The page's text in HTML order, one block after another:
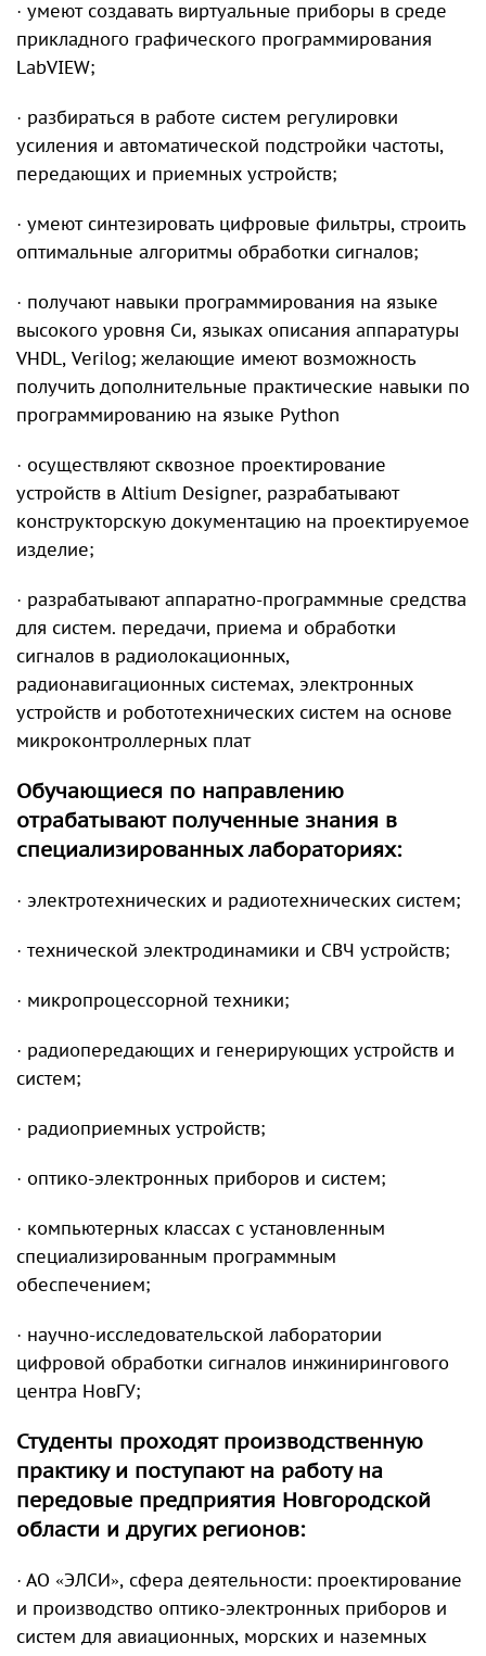
· умеют создавать виртуальные приборы в среде
прикладного графического программирования
LabVIEW;
· разбираться в работе систем регулировки
усиления и автоматической подстройки частоты,
передающих и приемных устройств;
· умеют синтезировать цифровые фильтры, строить
оптимальные алгоритмы обработки сигналов;
· получают навыки программирования на языке
высокого уровня Си, языках описания аппаратуры
VHDL, Verilog; желающие имеют возможность
получить дополнительные практические навыки по
программированию на языке Python
· осуществляют сквозное проектирование
устройств в Altium Designer, разрабатывают
конструкторскую документацию на проектируемое
изделие;
· разрабатывают аппаратно-программные средства
для систем. передачи, приема и обработки
сигналов в радиолокационных,
радионавигационных системах, электронных
устройств и робототехнических систем на основе
микроконтроллерных плат
Обучающиеся по направлению
отрабатывают полученные знания в
специализированных лабораториях:
· электротехнических и радиотехнических систем;
· технической электродинамики и СВЧ устройств;
· микропроцессорной техники;
· радиопередающих и генерирующих устройств и
систем;
· радиоприемных устройств;
· оптико-электронных приборов и систем;
· компьютерных классах с установленным
специализированным программным
обеспечением;
· научно-исследовательской лаборатории
цифровой обработки сигналов инжинирингового
центра НовГУ;
Студенты проходят производственную
практику и поступают на работу на
передовые предприятия Новгородской
области и других регионов:
· АО «ЭЛСИ», сфера деятельности: проектирование
и производство оптико-электронных приборов и
систем для авиационных, морских и наземных